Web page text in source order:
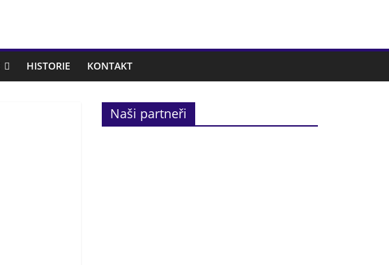
HISTORIE KONTAKT
Naši partneři